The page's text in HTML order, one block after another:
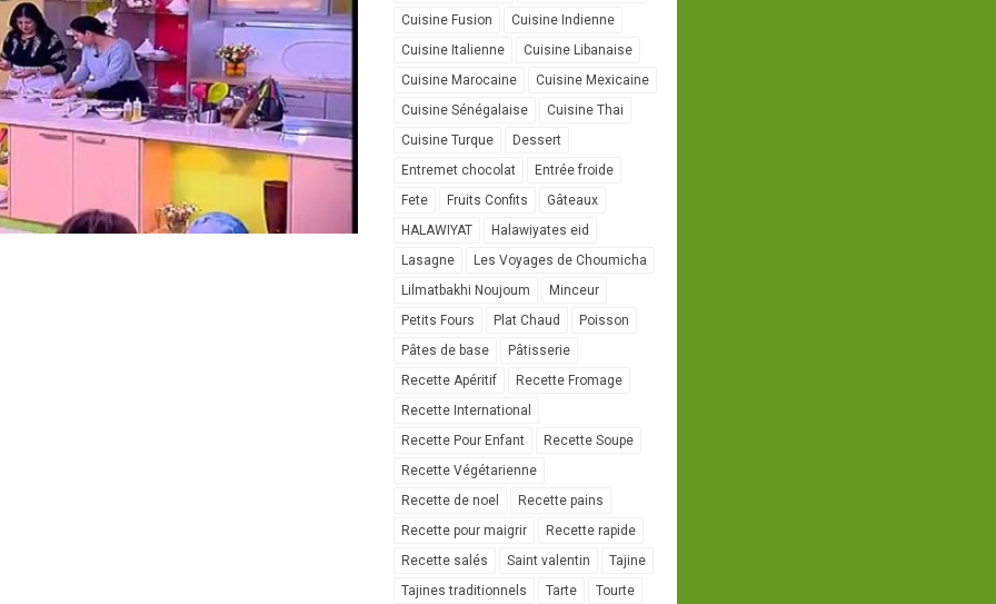
Cuisine Fusion
Cuisine Indienne
Cuisine Italienne
Cuisine Libanaise
Cuisine Marocaine
Cuisine Mexicaine
Cuisine Sénégalaise
Cuisine Thai
Cuisine Turque
Dessert
Entremet chocolat
Entrée froide
Fete
Fruits Confits
Gâteaux
HALAWIYAT
Halawiyates eid
Lasagne
Les Voyages de Choumicha
Lilmatbakhi Noujoum
Minceur
Petits Fours
Plat Chaud
Poisson
Pâtes de base
Pâtisserie
Recette Apéritif
Recette Fromage
Recette International
Recette Pour Enfant
Recette Soupe
Recette Végétarienne
Recette de noel
Recette pains
Recette pour maigrir
Recette rapide
Recette salés
Saint valentin
Tajine
Tajines traditionnels
Tarte
Tourte